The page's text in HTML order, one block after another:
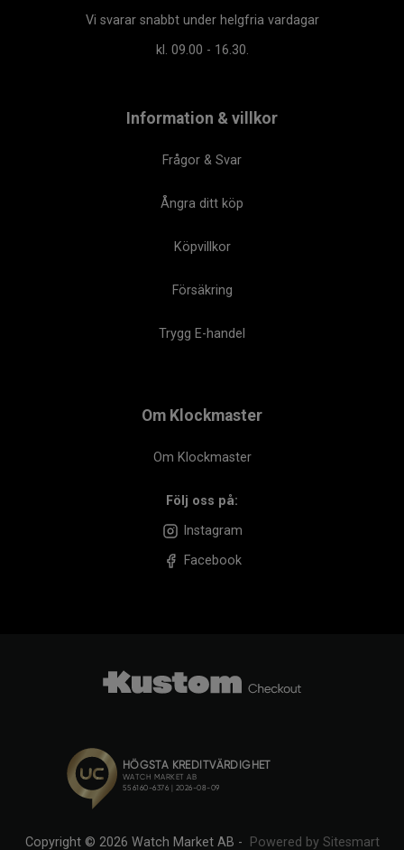
Vi svarar snabbt under helgfria vardagar
kl. 09.00 - 16.30.
Information & villkor
Frågor & Svar
Ångra ditt köp
Köpvillkor
Försäkring
Trygg E-handel
Om Klockmaster
Om Klockmaster
Följ oss på:
Instagram
Facebook
Copyright © 2026 Watch Market AB - Powered by Sitesmart